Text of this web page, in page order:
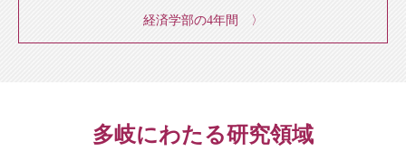
経済学部の4年間 〉
多岐にわたる研究領域